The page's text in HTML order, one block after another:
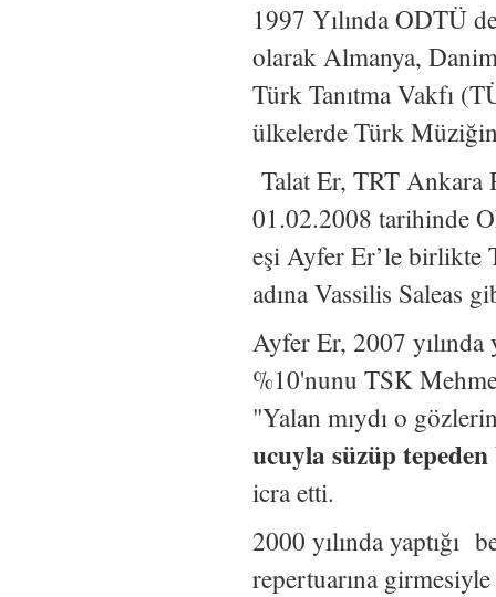
1997 Yılında ODTÜ
olarak Almanya,
Türk Tanıtma Vakfı
ülkelerde Türk
Talat Er, TRT Ankara
01.02.2008 tarihinde
eşi Ayfer Er’le birlikte
adına Vassilis Saleas
Ayfer Er, 2007
%10'nunu TSK
"Yalan mıydı o
ucuyla süzüp
icra etti.
2000 yılında yaptığı
repertuarına girmesiyle